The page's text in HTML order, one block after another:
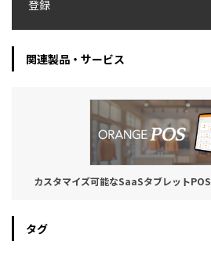
登録
関連製品・サービス
カスタマイズ可能なSaaSタブレット
タグ